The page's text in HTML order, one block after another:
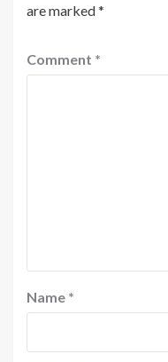
are marked*
Comment *
Name *